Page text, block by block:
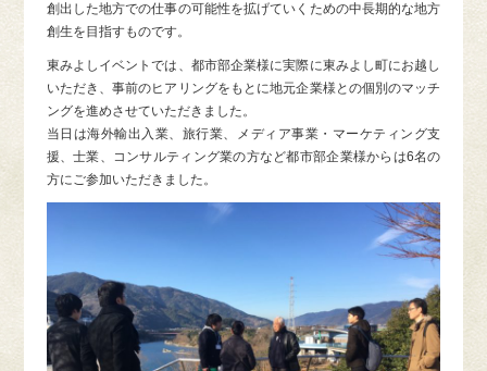
創出した地方での仕事の可能性を拡げていくための中長期的な地方
創生を目指すものです。
東みよしイベントでは、都市部企業様に実際に東みよし町にお越し
いただき、事前のヒアリングをもとに地元企業様との個別のマッチ
ングを進めさせていただきました。
当日は海外輸出入業、旅行業、メディア事業・マーケティング支
援、士業、コンサルティング業の方など都市部企業様からは6名の
方にご参加いただきました。